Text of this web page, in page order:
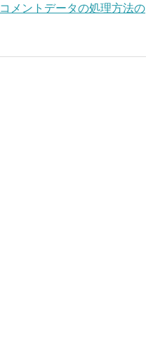
コメントデータの処理方法の